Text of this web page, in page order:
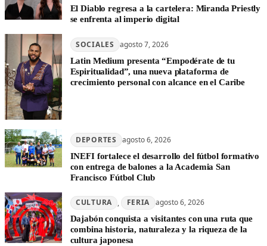
El Diablo regresa a la cartelera: Miranda Priestly
se enfrenta al imperio digital
SOCIALES agosto 7, 2026
Latin Medium presenta “Empodérate de tu
Espiritualidad”, una nueva plataforma de
crecimiento personal con alcance en el Caribe
DEPORTES agosto 6, 2026
INEFI fortalece el desarrollo del fútbol formativo
con entrega de balones a la Academia San
Francisco Fútbol Club
CULTURA , FERIA agosto 6, 2026
Dajabón conquista a visitantes con una ruta que
combina historia, naturaleza y la riqueza de la
cultura japonesa